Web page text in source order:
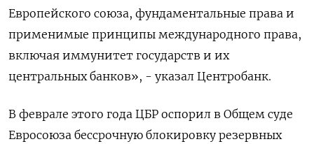
Европейского союза, фундаментальные права ⁠и
применимые принципы международного права,
включая иммунитет государств и их
центральных банков», - указал Центробанк.
В ‌феврале этого года ЦБР оспорил в Общем суде
‌Евросоюза бессрочную блокировку резервных